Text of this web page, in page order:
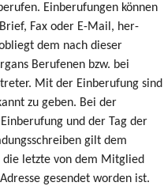
Einberufungen können
Fax oder E-Mail, her-
dem nach dieser
Berufenen bzw. bei
Mit der Einberufung sind
zu geben. Bei der
und der Tag der
gilt dem
die letzte von dem Mitglied
gesendet worden ist.